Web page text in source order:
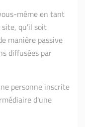
même en tant
qu'il soit
manière passive
diffusées par
personne inscrite
d'une